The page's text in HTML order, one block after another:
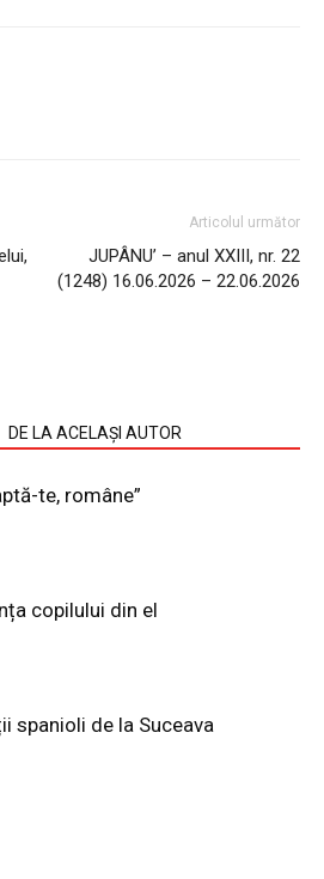
Articolul următor
JUPÂNU’ – anul XXIII, nr. 22
(1248) 16.06.2026 – 22.06.2026
DE LA ACELAȘI AUTOR
te, române”
copilului din el
spanioli de la Suceava